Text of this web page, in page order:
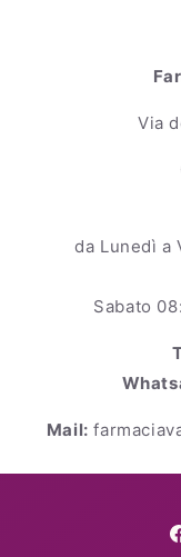
Via
da Lunedì a
Sabato
Mail: